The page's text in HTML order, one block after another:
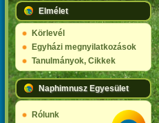
Elmélet
Körlevél
Egyházi megnyilatkozások
Tanulmányok, Cikkek
Naphimnusz Egyesület
Rólunk